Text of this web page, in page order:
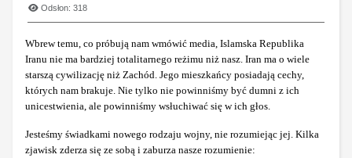
Odsłon: 318
Wbrew temu, co próbują nam wmówić media, Islamska Republika
Iranu nie ma bardziej totalitarnego reżimu niż nasz. Iran ma o wiele
starszą cywilizację niż Zachód. Jego mieszkańcy posiadają cechy,
których nam brakuje. Nie tylko nie powinniśmy być dumni z ich
unicestwienia, ale powinniśmy wsłuchiwać się w ich głos.
Jesteśmy świadkami nowego rodzaju wojny, nie rozumiejąc jej. Kilka
zjawisk zderza się ze sobą i zaburza nasze rozumienie: